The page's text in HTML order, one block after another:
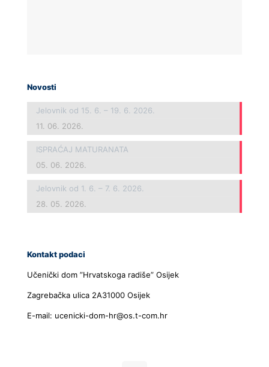
Novosti
Jelovnik od 15. 6. – 19. 6. 2026.
11. 06. 2026.
ISPRAĆAJ MATURANATA
05. 06. 2026.
Jelovnik od 1. 6. – 7. 6. 2026.
28. 05. 2026.
Kontakt podaci
Učenički dom ”Hrvatskoga radiše” Osijek
Zagrebačka ulica 2A31000 Osijek
E-mail: ucenicki-dom-hr@os.t-com.hr